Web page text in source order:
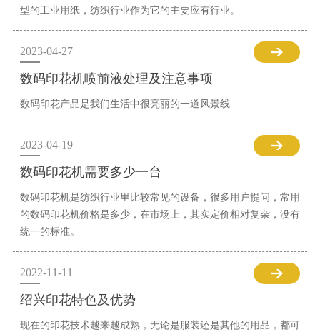
型的工业用纸，纺织行业作为它的主要应有行业。
2023-04-27
数码印花机喷前液处理及注意事项
数码印花产品是我们生活中很亮丽的一道风景线
2023-04-19
数码印花机需要多少一台
数码印花机是纺织行业里比较常见的设备，很多用户提问，常用
的数码印花机价格是多少，在市场上，其实定价相对复杂，没有
统一的标准。
2022-11-11
绍兴印花特色及优势
现在的印花技术越来越成熟，无论是服装还是其他的用品，都可